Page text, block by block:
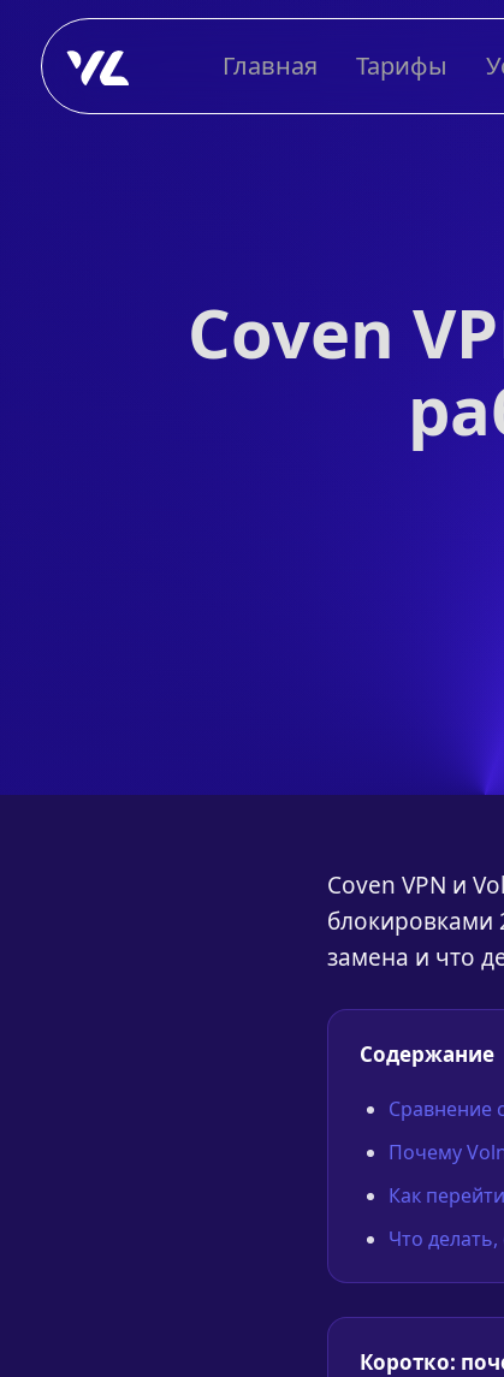
Главная Тарифы
Coven
Coven VPN и
блокировками
замена и что
Содержание
Сравнение
Почему
Как
Что
Коротко: